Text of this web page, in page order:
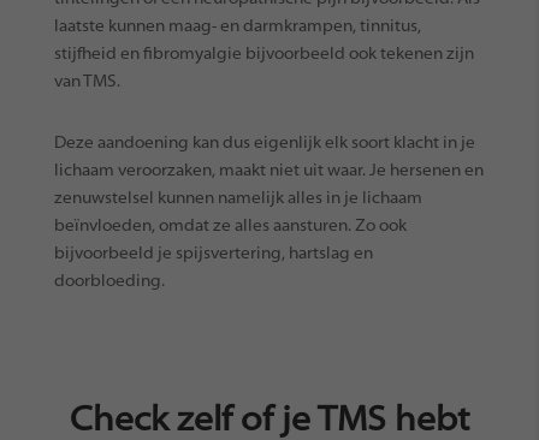
laatste kunnen maag- en darmkrampen, tinnitus,
stijfheid en fibromyalgie bijvoorbeeld ook tekenen zijn
van TMS.
Deze aandoening kan dus eigenlijk elk soort klacht in je
lichaam veroorzaken, maakt niet uit waar. Je hersenen en
zenuwstelsel kunnen namelijk alles in je lichaam
beïnvloeden, omdat ze alles aansturen. Zo ook
bijvoorbeeld je spijsvertering, hartslag en
doorbloeding.
Check zelf of je TMS hebt